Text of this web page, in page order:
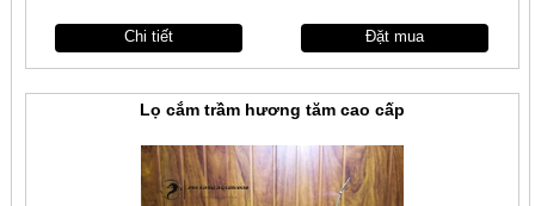
Chi tiết Đặt mua
Lọ cắm trầm hương tăm cao cấp